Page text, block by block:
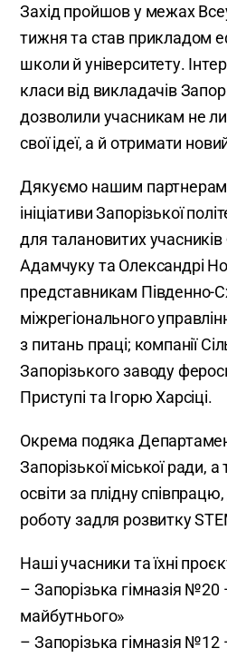
Захід пройшов у межах
тижня та став прикладом
школи й університету.
класи від викладачів
дозволили учасникам не
свої ідеї, а й отримати
Дякуємо нашим партнерам
ініціативи Запорізької
для талановитих
Адамчуку та Олександрі
представникам Південно-
міжрегіонального
з питань праці; компанії
Запорізького заводу
Приступі та Ігорю Харсіці.
Окрема подяка
Запорізької міської ради,
освіти за плідну
роботу задля розвитку
Наші учасники та їхні
– Запорізька гімназія
майбутнього»
– Запорізька гімназія